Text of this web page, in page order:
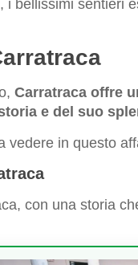
i bellissimi sentieri
Carratraca offre
e del suo
vedere in questo
con una storia